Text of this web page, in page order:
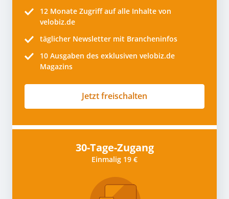
12 Monate Zugriff auf alle Inhalte von
velobiz.de
täglicher Newsletter mit Brancheninfos
10 Ausgaben des exklusiven velobiz.de
Magazins
Jetzt freischalten
30-Tage-Zugang
Einmalig 19 €